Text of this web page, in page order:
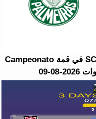
SE Palmeiras ضد SC Internacional في قمة Campeonato